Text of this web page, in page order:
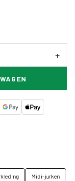
Midi-jurken